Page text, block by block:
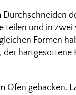
teilen und in
Formen
Ofen gebacken.